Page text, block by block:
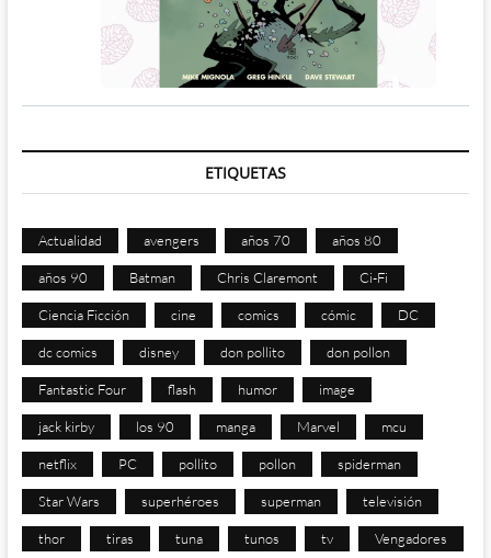
ETIQUETAS
Actualidad avengers años 70 años 80
años 90 Batman Chris Claremont Ci-Fi
Ciencia Ficción cine comics cómic DC
dc comics disney don pollito don pollon
Fantastic Four flash humor image
jack kirby los 90 manga Marvel mcu
netflix PC pollito pollon spiderman
Star Wars superhéroes superman televisión
thor tiras tuna tunos tv Vengadores